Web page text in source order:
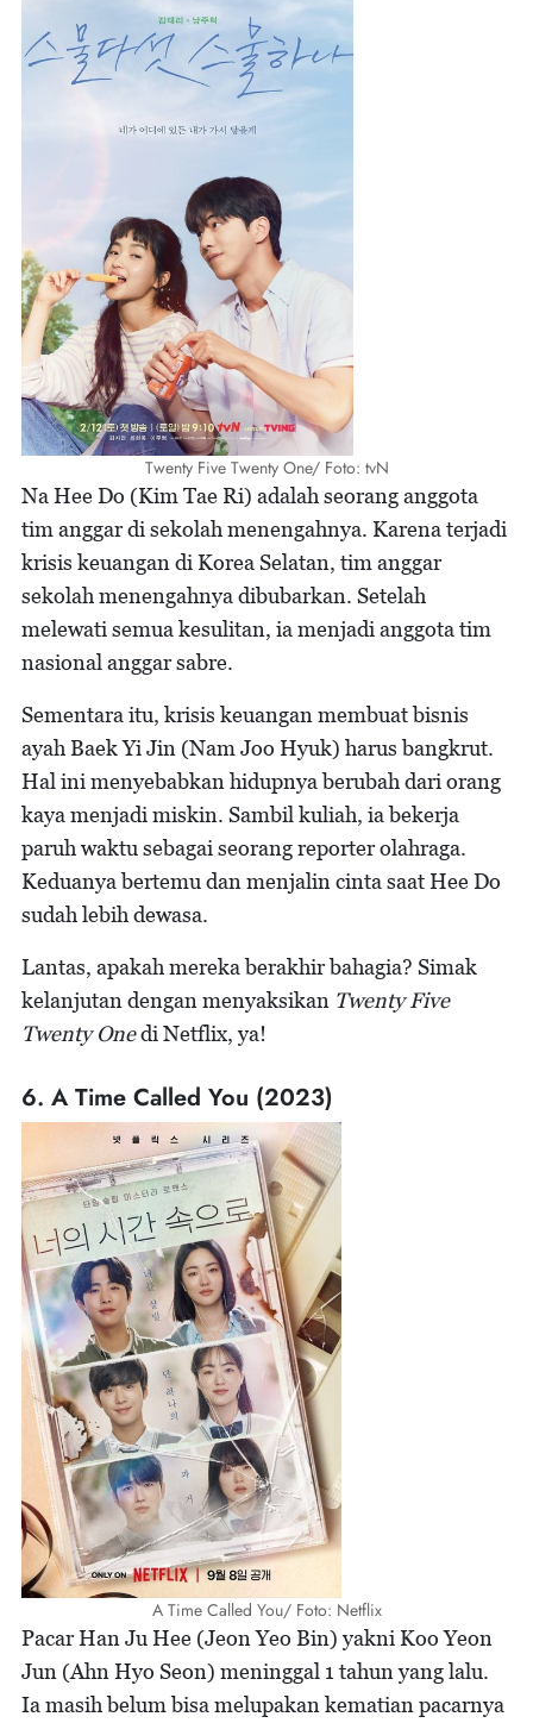
Twenty Five Twenty One/ Foto: tvN
Na Hee Do (Kim Tae Ri) adalah seorang anggota
tim anggar di sekolah menengahnya. Karena terjadi
krisis keuangan di Korea Selatan, tim anggar
sekolah menengahnya dibubarkan. Setelah
melewati semua kesulitan, ia menjadi anggota tim
nasional anggar sabre.
Sementara itu, krisis keuangan membuat bisnis
ayah Baek Yi Jin (Nam Joo Hyuk) harus bangkrut.
Hal ini menyebabkan hidupnya berubah dari orang
kaya menjadi miskin. Sambil kuliah, ia bekerja
paruh waktu sebagai seorang reporter olahraga.
Keduanya bertemu dan menjalin cinta saat Hee Do
sudah lebih dewasa.
Lantas, apakah mereka berakhir bahagia? Simak
kelanjutan dengan menyaksikan Twenty Five
Twenty Onedi Netflix, ya!
6. A Time Called You (2023)
A Time Called You/ Foto: Netflix
Pacar Han Ju Hee (Jeon Yeo Bin) yakni Koo Yeon
Jun (Ahn Hyo Seon) meninggal 1 tahun yang lalu.
Ia masih belum bisa melupakan kematian pacarnya